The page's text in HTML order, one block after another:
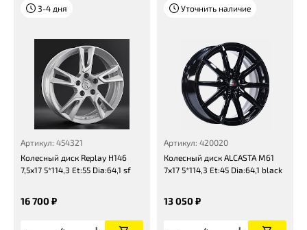
3-4 дня
Артикул: 454321
Колесный диск Replay H146
7,5x17 5*114,3 Et:55 Dia:64,1 sf
16 700 ₽
Уточнить наличие
Артикул: 420020
Колесный диск ALCASTA M61
7x17 5*114,3 Et:45 Dia:64,1 black
13 050 ₽